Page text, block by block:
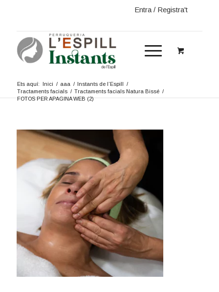
Entra / Registra't
Ets aquí: Inici / aaa / Instants de l’Espill /
Tractaments facials / Tractaments facials Natura Bissé /
FOTOS PER APAGINA WEB (2)